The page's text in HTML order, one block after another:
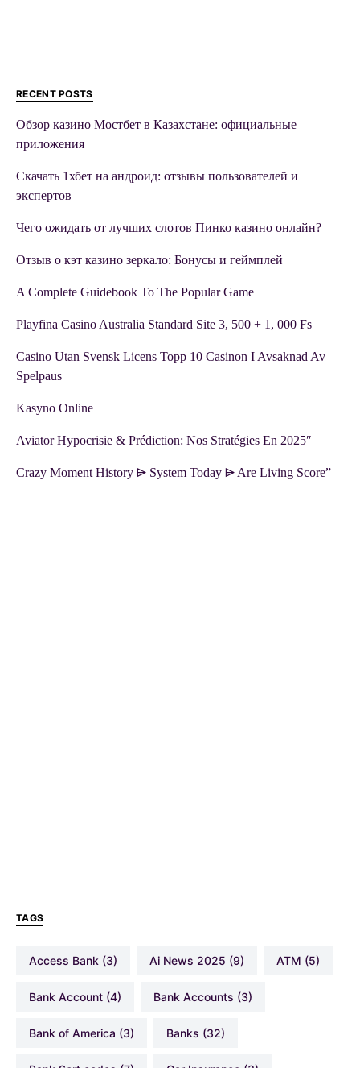
RECENT POSTS
Обзор казино Мостбет в Казахстане: официальные
приложения
Скачать 1хбет на андроид: отзывы пользователей и
экспертов
Чего ожидать от лучших слотов Пинко казино онлайн?
Отзыв о кэт казино зеркало: Бонусы и геймплей
A Complete Guidebook To The Popular Game
Playfina Casino Australia Standard Site 3, 500 + 1, 000 Fs
Casino Utan Svensk Licens Topp 10 Casinon I Avsaknad Av
Spelpaus
Kasyno Online
Aviator Hypocrisie & Prédiction: Nos Stratégies En 2025″
Crazy Moment History ⩥ System Today ⩥ Are Living Score”
TAGS
Access Bank (3) Ai News 2025 (9) ATM (5)
Bank Account (4) Bank Accounts (3)
Bank of America (3) Banks (32)